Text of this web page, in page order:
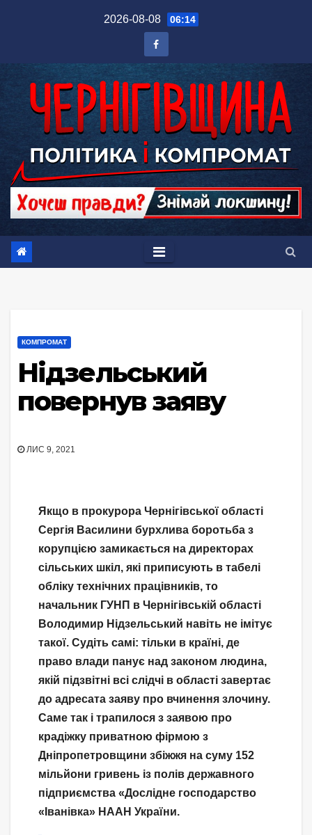
2026-08-08 06:14
КОМПРОМАТ
Нідзельський
повернув заяву
ЛИС 9, 2021
Якщо в прокурора Чернігівської області
Сергія Василини бурхлива боротьба з
корупцією замикається на директорах
сільських шкіл, які приписують в табелі
обліку технічних працівників, то
начальник ГУНП в Чернігівській області
Володимир Нідзельський навіть не імітує
такої. Судіть самі: тільки в країні, де
право влади панує над законом людина,
якій підзвітні всі слідчі в області завертає
до адресата заяву про вчинення злочину.
Саме так і трапилося з заявою про
крадіжку приватною фірмою з
Дніпропетровщини збіжжя на суму 152
мільйони гривень із полів державного
підприємства «Дослідне господарство
«Іванівка» НААН України.